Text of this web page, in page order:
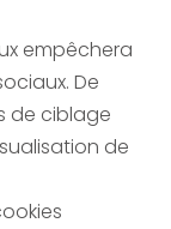
empêchera
De
de ciblage
de